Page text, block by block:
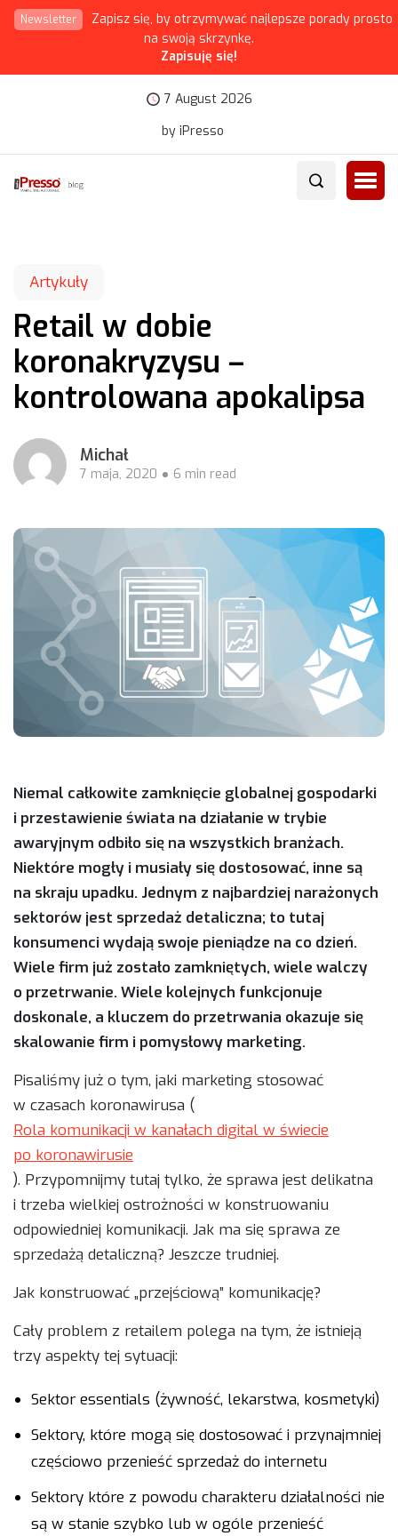
Newsletter
Zapisz się, by otrzymywać najlepsze porady prosto
na swoją skrzynkę.
Zapisuję się!
7 August 2026
by iPresso
Artykuły
Retail w dobie
koronakryzysu –
kontrolowana apokalipsa
Michał
7 maja, 2020 6 min read
Niemal całkowite zamknięcie globalnej gospodarki
i przestawienie świata na działanie w trybie
awaryjnym odbiło się na wszystkich branżach.
Niektóre mogły i musiały się dostosować, inne są
na skraju upadku. Jednym z najbardziej narażonych
sektorów jest sprzedaż detaliczna; to tutaj
konsumenci wydają swoje pieniądze na co dzień.
Wiele firm już zostało zamkniętych, wiele walczy
o przetrwanie. Wiele kolejnych funkcjonuje
doskonale, a kluczem do przetrwania okazuje się
skalowanie firm i pomysłowy marketing.
Pisaliśmy już o tym, jaki marketing stosować
w czasach koronawirusa (
Rola komunikacji w kanałach digital w świecie
po koronawirusie
). Przypomnijmy tutaj tylko, że sprawa jest delikatna
i trzeba wielkiej ostrożności w konstruowaniu
odpowiedniej komunikacji. Jak ma się sprawa ze
sprzedażą detaliczną? Jeszcze trudniej.
Jak konstruować „przejściową” komunikację?
Cały problem z retailem polega na tym, że istnieją
trzy aspekty tej sytuacji:
Sektor essentials (żywność, lekarstwa, kosmetyki)
Sektory, które mogą się dostosować i przynajmniej
częściowo przenieść sprzedaż do internetu
Sektory które z powodu charakteru działalności nie
są w stanie szybko lub w ogóle przenieść